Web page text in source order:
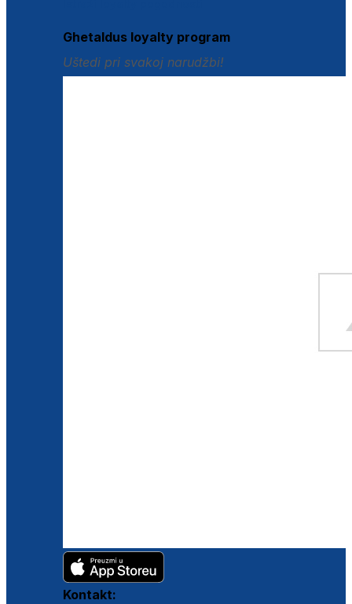
Ghetaldus loyalty program
Uštedi pri svakoj narudžbi!
Kontakt: